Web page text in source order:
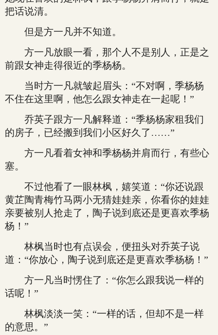
把话说清。
但是方一凡并不知道。
方一凡放眼一看，那个人不是别人，正是之
前跟女神走得很近的季杨杨。
当时方一凡就皱起眉头：“不对啊，季杨杨
不住在这里啊，他怎么跟女神走在一起呢！”
乔英子跟方一凡解释道：“季杨杨家租我们
的房子，已经搬到我们小区好久了……”
方一凡看着女神和季杨杨并肩而行，有些心
塞。
不过他看了一眼林枫，嬉笑道：“你还说跟
黄芷陶青梅竹马两小无猜娃娃亲，你看你的娃娃
亲要被别人抢走了，陶子说到底还是更喜欢季杨
杨！”
林枫当时也有点误会，便扭头对乔英子说
道：“你放心，陶子说到底还是更喜欢季杨杨！”
方一凡当时愣住了：“你怎么跟我说一样的
话呢！”
林枫淡淡一笑：“一样的话，但却不是一样
的意思。”